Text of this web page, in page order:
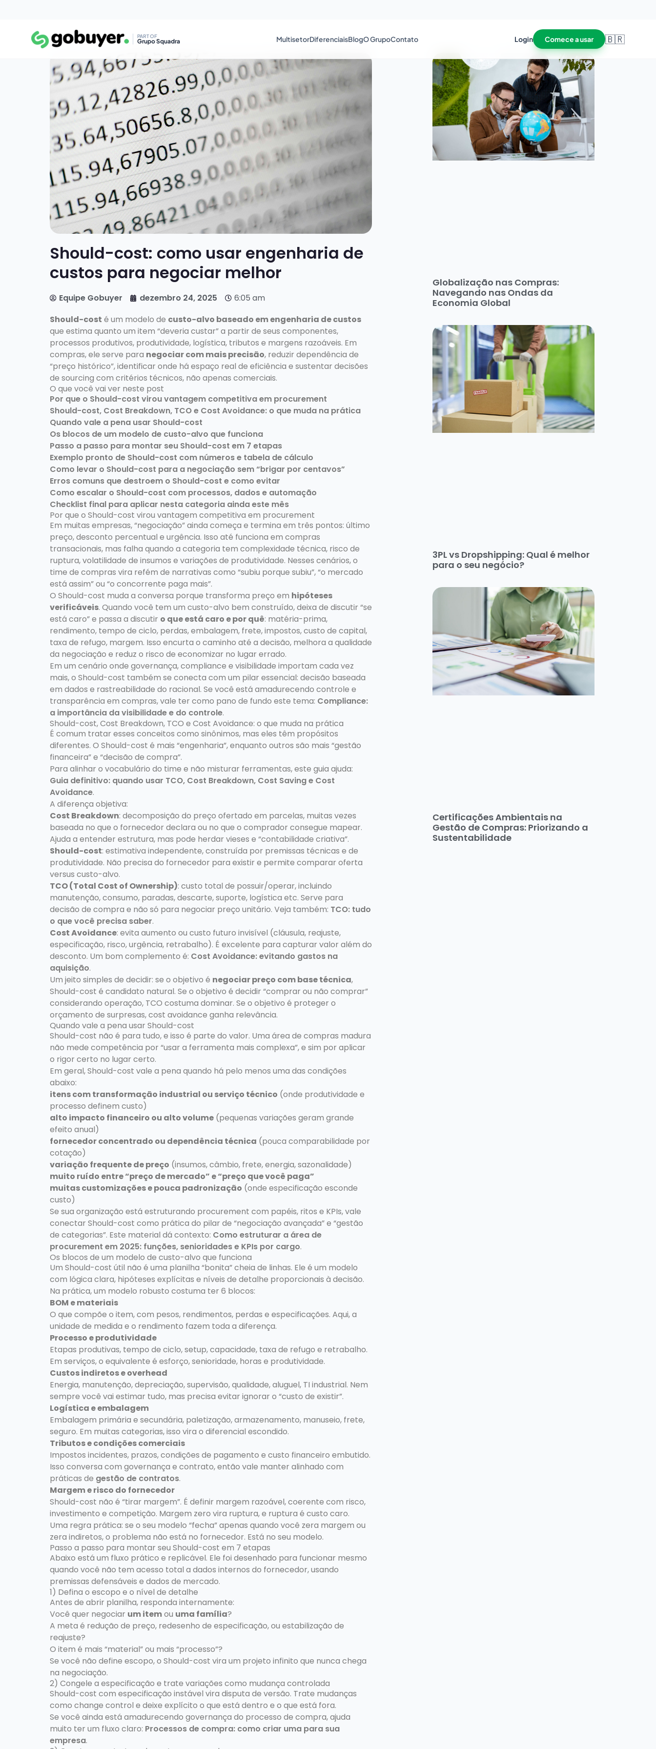
PART OF
Grupo Squadra MultisetorDiferenciaisBlogO GrupoContato Login Comece a usar 🇧🇷
Should-cost: como usar engenharia de
custos para negociar melhor
Equipe Gobuyer dezembro 24, 2025
6:05 am
Should-cost é um modelo de custo-alvo baseado em engenharia de custos
que estima quanto um item “deveria custar” a partir de seus componentes,
processos produtivos, produtividade, logística, tributos e margens razoáveis. Em
compras, ele serve para negociar com mais precisão, reduzir dependência de
“preço histórico”, identificar onde há espaço real de eficiência e sustentar decisões
de sourcing com critérios técnicos, não apenas comerciais.
O que você vai ver neste post
Por que o Should-cost virou vantagem competitiva em procurement
Should-cost, Cost Breakdown, TCO e Cost Avoidance: o que muda na prática
Quando vale a pena usar Should-cost
Os blocos de um modelo de custo-alvo que funciona
Passo a passo para montar seu Should-cost em 7 etapas
Exemplo pronto de Should-cost com números e tabela de cálculo
Como levar o Should-cost para a negociação sem “brigar por centavos”
Erros comuns que destroem o Should-cost e como evitar
Como escalar o Should-cost com processos, dados e automação
Checklist final para aplicar nesta categoria ainda este mês
Por que o Should-cost virou vantagem competitiva em procurement
Em muitas empresas, “negociação” ainda começa e termina em três pontos: último
preço, desconto percentual e urgência. Isso até funciona em compras
transacionais, mas falha quando a categoria tem complexidade técnica, risco de
ruptura, volatilidade de insumos e variações de produtividade. Nesses cenários, o
time de compras vira refém de narrativas como “subiu porque subiu”, “o mercado
está assim” ou “o concorrente paga mais”.
O Should-cost muda a conversa porque transforma preço em hipóteses
verificáveis. Quando você tem um custo-alvo bem construído, deixa de discutir “se
está caro” e passa a discutir o que está caro e por quê: matéria-prima,
rendimento, tempo de ciclo, perdas, embalagem, frete, impostos, custo de capital,
taxa de refugo, margem. Isso encurta o caminho até a decisão, melhora a qualidade
da negociação e reduz o risco de economizar no lugar errado.
Em um cenário onde governança, compliance e visibilidade importam cada vez
mais, o Should-cost também se conecta com um pilar essencial: decisão baseada
em dados e rastreabilidade do racional. Se você está amadurecendo controle e
transparência em compras, vale ter como pano de fundo este tema: Compliance:
a importância da visibilidade e do controle.
Should-cost, Cost Breakdown, TCO e Cost Avoidance: o que muda na prática
É comum tratar esses conceitos como sinônimos, mas eles têm propósitos
diferentes. O Should-cost é mais “engenharia”, enquanto outros são mais “gestão
financeira” e “decisão de compra”.
Para alinhar o vocabulário do time e não misturar ferramentas, este guia ajuda:
Guia definitivo: quando usar TCO, Cost Breakdown, Cost Saving e Cost
Avoidance.
A diferença objetiva:
Cost Breakdown: decomposição do preço ofertado em parcelas, muitas vezes
baseada no que o fornecedor declara ou no que o comprador consegue mapear.
Ajuda a entender estrutura, mas pode herdar vieses e “contabilidade criativa”.
Should-cost: estimativa independente, construída por premissas técnicas e de
produtividade. Não precisa do fornecedor para existir e permite comparar oferta
versus custo-alvo.
TCO (Total Cost of Ownership): custo total de possuir/operar, incluindo
manutenção, consumo, paradas, descarte, suporte, logística etc. Serve para
decisão de compra e não só para negociar preço unitário. Veja também: TCO: tudo
o que você precisa saber.
Cost Avoidance: evita aumento ou custo futuro invisível (cláusula, reajuste,
especificação, risco, urgência, retrabalho). É excelente para capturar valor além do
desconto. Um bom complemento é: Cost Avoidance: evitando gastos na
aquisição.
Um jeito simples de decidir: se o objetivo é negociar preço com base técnica,
Should-cost é candidato natural. Se o objetivo é decidir “comprar ou não comprar”
considerando operação, TCO costuma dominar. Se o objetivo é proteger o
orçamento de surpresas, cost avoidance ganha relevância.
Quando vale a pena usar Should-cost
Should-cost não é para tudo, e isso é parte do valor. Uma área de compras madura
não mede competência por “usar a ferramenta mais complexa”, e sim por aplicar
o rigor certo no lugar certo.
Em geral, Should-cost vale a pena quando há pelo menos uma das condições
abaixo:
itens com transformação industrial ou serviço técnico (onde produtividade e
processo definem custo)
alto impacto financeiro ou alto volume (pequenas variações geram grande
efeito anual)
fornecedor concentrado ou dependência técnica (pouca comparabilidade por
cotação)
variação frequente de preço (insumos, câmbio, frete, energia, sazonalidade)
muito ruído entre “preço de mercado” e “preço que você paga”
muitas customizações e pouca padronização (onde especificação esconde
custo)
Se sua organização está estruturando procurement com papéis, ritos e KPIs, vale
conectar Should-cost como prática do pilar de “negociação avançada” e “gestão
de categorias”. Este material dá contexto: Como estruturar a área de
procurement em 2025: funções, senioridades e KPIs por cargo.
Os blocos de um modelo de custo-alvo que funciona
Um Should-cost útil não é uma planilha “bonita” cheia de linhas. Ele é um modelo
com lógica clara, hipóteses explícitas e níveis de detalhe proporcionais à decisão.
Na prática, um modelo robusto costuma ter 6 blocos:
BOM e materiais
O que compõe o item, com pesos, rendimentos, perdas e especificações. Aqui, a
unidade de medida e o rendimento fazem toda a diferença.
Processo e produtividade
Etapas produtivas, tempo de ciclo, setup, capacidade, taxa de refugo e retrabalho.
Em serviços, o equivalente é esforço, senioridade, horas e produtividade.
Custos indiretos e overhead
Energia, manutenção, depreciação, supervisão, qualidade, aluguel, TI industrial. Nem
sempre você vai estimar tudo, mas precisa evitar ignorar o “custo de existir”.
Logística e embalagem
Embalagem primária e secundária, paletização, armazenamento, manuseio, frete,
seguro. Em muitas categorias, isso vira o diferencial escondido.
Tributos e condições comerciais
Impostos incidentes, prazos, condições de pagamento e custo financeiro embutido.
Isso conversa com governança e contrato, então vale manter alinhado com
práticas de gestão de contratos.
Margem e risco do fornecedor
Should-cost não é “tirar margem”. É definir margem razoável, coerente com risco,
investimento e competição. Margem zero vira ruptura, e ruptura é custo caro.
Uma regra prática: se o seu modelo “fecha” apenas quando você zera margem ou
zera indiretos, o problema não está no fornecedor. Está no seu modelo.
Passo a passo para montar seu Should-cost em 7 etapas
Abaixo está um fluxo prático e replicável. Ele foi desenhado para funcionar mesmo
quando você não tem acesso total a dados internos do fornecedor, usando
premissas defensáveis e dados de mercado.
1) Defina o escopo e o nível de detalhe
Antes de abrir planilha, responda internamente:
Você quer negociar um itemou uma família?
A meta é redução de preço, redesenho de especificação, ou estabilização de
reajuste?
O item é mais “material” ou mais “processo”?
Se você não define escopo, o Should-cost vira um projeto infinito que nunca chega
na negociação.
2) Congele a especificação e trate variações como mudança controlada
Should-cost com especificação instável vira disputa de versão. Trate mudanças
como change control e deixe explícito o que está dentro e o que está fora.
Se você ainda está amadurecendo governança do processo de compra, ajuda
muito ter um fluxo claro: Processos de compra: como criar uma para sua
empresa.
Globalização nas Compras:
Navegando nas Ondas da
Economia Global
3PL vs Dropshipping: Qual é melhor
para o seu negócio?
Certificações Ambientais na
Gestão de Compras: Priorizando a
Sustentabilidade